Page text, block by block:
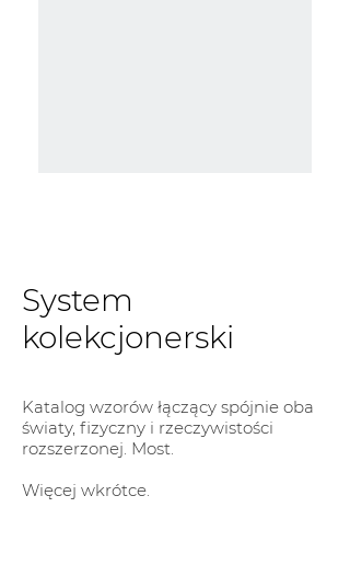
System
kolekcjonerski
Katalog wzorów łączący spójnie oba
światy, fizyczny i rzeczywistości
rozszerzonej. Most.
Więcej wkrótce.